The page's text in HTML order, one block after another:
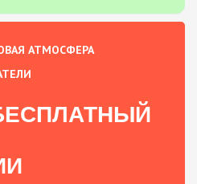
АТМОСФЕРА